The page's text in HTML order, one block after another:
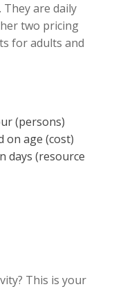
They are daily
two pricing
for adults and
(persons)
on age (cost)
days (resource
This is your